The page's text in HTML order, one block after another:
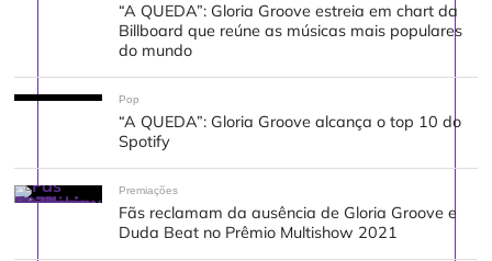
“A QUEDA”: Gloria Groove estreia em chart da
Billboard que reúne as músicas mais populares
do mundo
Pop
“A QUEDA”: Gloria Groove alcança o top 10 do
Spotify
Premiações
Fãs reclamam da ausência de Gloria Groove e
Duda Beat no Prêmio Multishow 2021